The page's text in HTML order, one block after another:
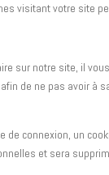
visitant votre site
sur notre site, il
de ne pas avoir à
de connexion, un
et sera